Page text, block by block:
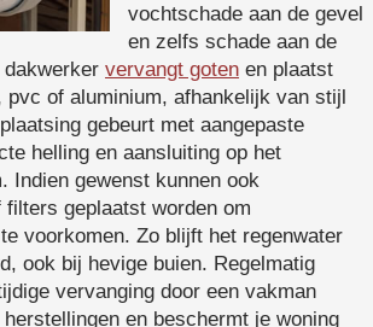
vochtschade aan de gevel
en zelfs schade aan de
vervangt goten en plaatst
pvc of aluminium, afhankelijk van stijl
gebeurt met aangepaste
helling en aansluiting op het
Indien gewenst kunnen ook
filters geplaatst worden om
voorkomen. Zo blijft het regenwater
ook bij hevige buien. Regelmatig
vervanging door een vakman
en beschermt je woning